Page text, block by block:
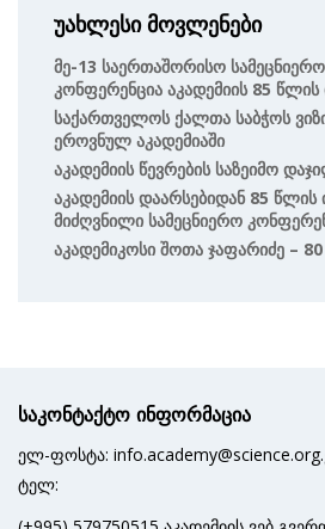
უახლესი მოვლენები
Მე-13 Საერთაშორისო
Კონფერენცია Აკადემიის 85 Წლის
Საქართველოს Ქალთა Საბჭოს
Ეროვნულ Აკადემიაში
Აკადემიის Წევრების Საზეიმო
Აკადემიის Დაარსებიდან 85 Წლის
Მიძღვნილი Სამეცნიერო
Აკადემიკოსი Შოთა Ჯაფარიძე – 80
საკონტაქტო ინფორმაცია
ელ-ფოსტა:
ტელ: